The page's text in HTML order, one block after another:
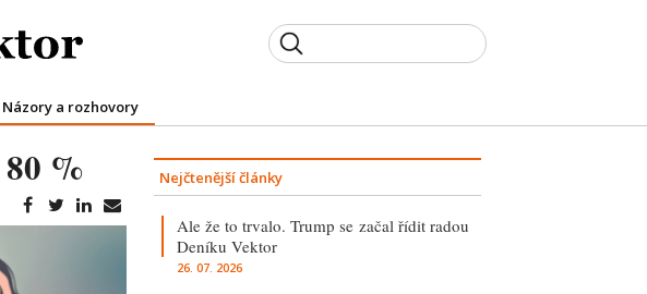
Názory a rozhovory
% Nejčtenější články
Ale že to trvalo. Trump se začal řídit radou
Deníku Vektor
26. 07. 2026